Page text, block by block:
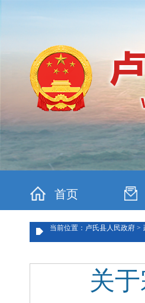
首页
当前位置：卢氏县人民政府 >
关